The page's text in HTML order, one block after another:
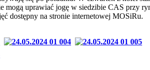
mogą uprawiać jogę w siedzibie CAS przy
dostępny na stronie internetowej MOSiRu.